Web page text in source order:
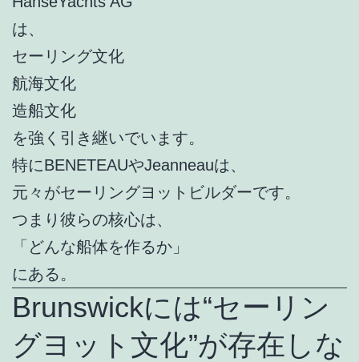
は、
セーリング文化
航海文化
造船文化
を強く引き継いでいます。
特にBENETEAUやJeanneauは、
元々がセーリングヨットビルダーです。
つまり彼らの核心は、
「どんな船体を作るか」
にある。
Brunswickには“セーリン
グヨット文化”が存在しな